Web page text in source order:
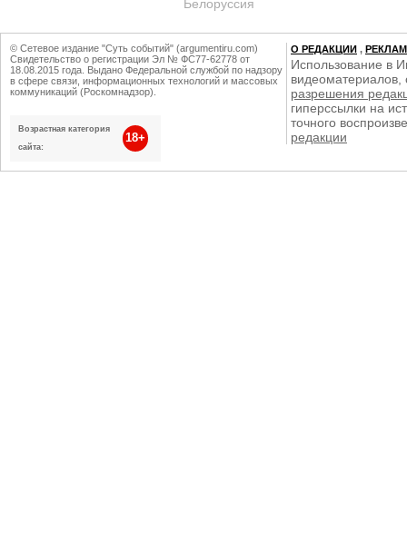
Белоруссия
© Сетевое издание "Суть событий" (argumentiru.com)
Свидетельство о регистрации Эл № ФС77-62778 от
18.08.2015 года. Выдано Федеральной службой по надзору
в сфере связи, информационных технологий и массовых
коммуникаций (Роскомнадзор).
Возрастная категория
сайта:
18+
О РЕДАКЦИИ ,
Использование в
видеоматериалов,
разрешения
гиперссылки на
точного
редакции